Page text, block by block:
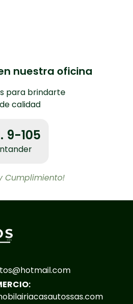
nuestra oficina
para brindarte
calidad
9-105
Cumplimiento!